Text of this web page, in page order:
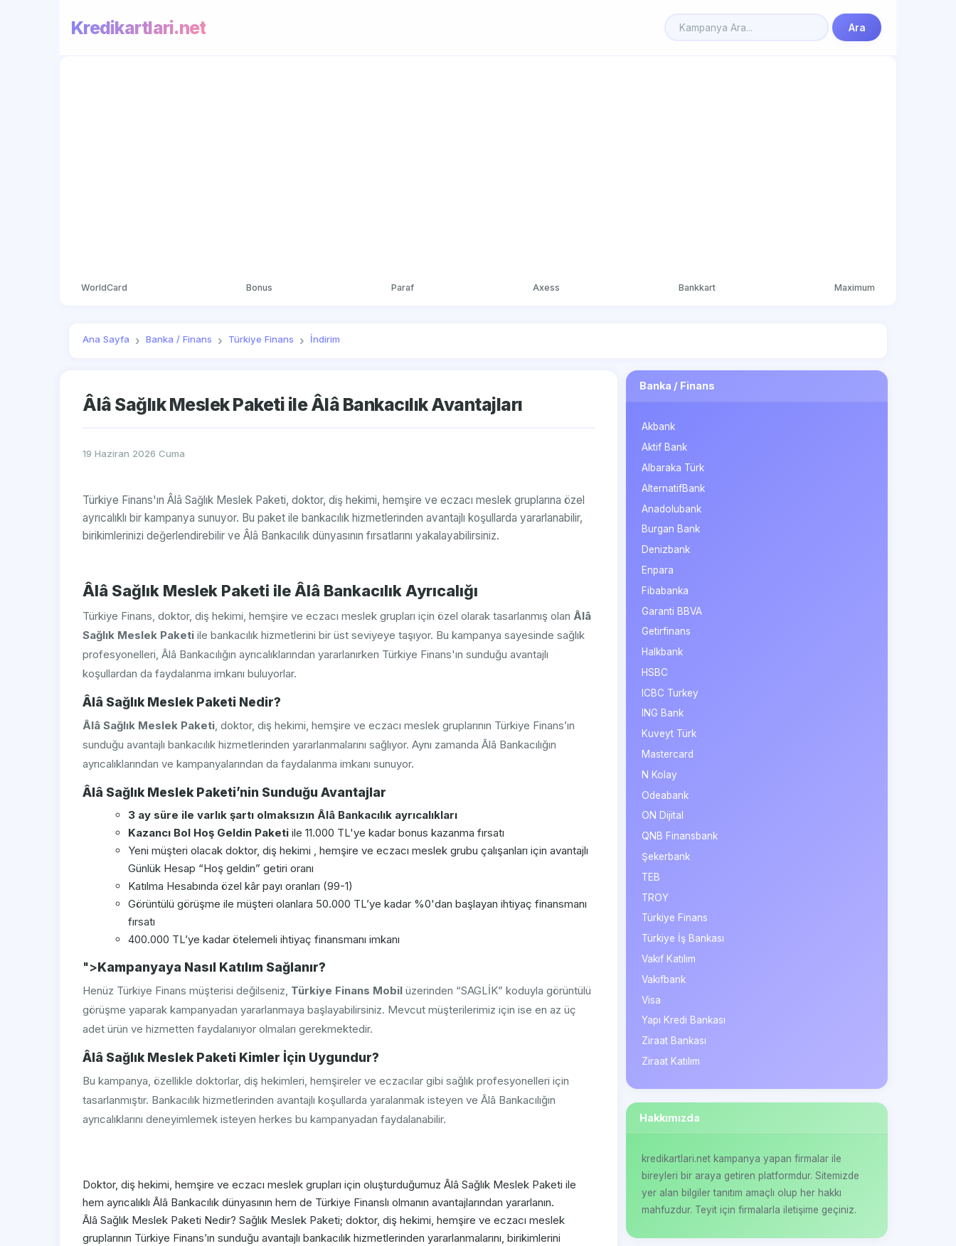
Kredikartlari.net Ara
WorldCard Bonus Paraf Axess Bankkart Maximum
Ana Sayfa Banka / Finans Türkiye Finans İndirim
Âlâ Sağlık Meslek Paketi ile Âlâ Bankacılık Avantajları
19 Haziran 2026 Cuma
Türkiye Finans'ın Âlâ Sağlık Meslek Paketi, doktor, diş hekimi, hemşire ve eczacı meslek gruplarına özel
ayrıcalıklı bir kampanya sunuyor. Bu paket ile bankacılık hizmetlerinden avantajlı koşullarda yararlanabilir,
birikimlerinizi değerlendirebilir ve Âlâ Bankacılık dünyasının fırsatlarını yakalayabilirsiniz.
Âlâ Sağlık Meslek Paketi ile Âlâ Bankacılık Ayrıcalığı
Türkiye Finans, doktor, diş hekimi, hemşire ve eczacı meslek grupları için özel olarak tasarlanmış olan Âlâ
Sağlık Meslek Paketi ile bankacılık hizmetlerini bir üst seviyeye taşıyor. Bu kampanya sayesinde sağlık
profesyonelleri, Âlâ Bankacılığın ayrıcalıklarından yararlanırken Türkiye Finans'ın sunduğu avantajlı
koşullardan da faydalanma imkanı buluyorlar.
Âlâ Sağlık Meslek Paketi Nedir?
Âlâ Sağlık Meslek Paketi, doktor, diş hekimi, hemşire ve eczacı meslek gruplarının Türkiye Finans’ın
sunduğu avantajlı bankacılık hizmetlerinden yararlanmalarını sağlıyor. Aynı zamanda Âlâ Bankacılığın
ayrıcalıklarından ve kampanyalarından da faydalanma imkanı sunuyor.
Âlâ Sağlık Meslek Paketi’nin Sunduğu Avantajlar
3 ay süre ile varlık şartı olmaksızın Âlâ Bankacılık ayrıcalıkları
Kazancı Bol Hoş Geldin Paketi ile 11.000 TL'ye kadar bonus kazanma fırsatı
Yeni müşteri olacak doktor, diş hekimi , hemşire ve eczacı meslek grubu çalışanları için avantajlı
Günlük Hesap “Hoş geldin” getiri oranı
Katılma Hesabında özel kâr payı oranları (99-1)
Görüntülü görüşme ile müşteri olanlara 50.000 TL’ye kadar %0'dan başlayan ihtiyaç finansmanı
fırsatı
400.000 TL’ye kadar ötelemeli ihtiyaç finansmanı imkanı
">Kampanyaya Nasıl Katılım Sağlanır?
Henüz Türkiye Finans müşterisi değilseniz, Türkiye Finans Mobil üzerinden “SAGLİK” koduyla görüntülü
görüşme yaparak kampanyadan yararlanmaya başlayabilirsiniz. Mevcut müşterilerimiz için ise en az üç
adet ürün ve hizmetten faydalanıyor olmaları gerekmektedir.
Âlâ Sağlık Meslek Paketi Kimler İçin Uygundur?
Bu kampanya, özellikle doktorlar, diş hekimleri, hemşireler ve eczacılar gibi sağlık profesyonelleri için
tasarlanmıştır. Bankacılık hizmetlerinden avantajlı koşullarda yaralanmak isteyen ve Âlâ Bankacılığın
ayrıcalıklarını deneyimlemek isteyen herkes bu kampanyadan faydalanabilir.
​ Doktor, diş hekimi, hemşire ve eczacı meslek grupları için oluşturduğumuz Âlâ Sağlık Meslek Paketi ile
hem ayrıcalıklı Âlâ Bankacılık dünyasının hem de Türkiye Finanslı olmanın avantajlarından yararlanın.
Âlâ Sağlık Meslek Paketi Nedir? Sağlık Meslek Paketi; doktor, diş hekimi, hemşire ve eczacı meslek
gruplarının Türkiye Finans’ın sunduğu avantajlı bankacılık hizmetlerinden yararlanmalarını, birikimlerini
Banka / Finans
Akbank
Aktif Bank
Albaraka Türk
AlternatifBank
Anadolubank
Burgan Bank
Denizbank
Enpara
Fibabanka
Garanti BBVA
Getirfinans
Halkbank
HSBC
ICBC Turkey
ING Bank
Kuveyt Türk
Mastercard
N Kolay
Odeabank
ON Dijital
QNB Finansbank
Şekerbank
TEB
TROY
Türkiye Finans
Türkiye İş Bankası
Vakıf Katılım
Vakıfbank
Visa
Yapı Kredi Bankası
Ziraat Bankası
Ziraat Katılım
Hakkımızda
kredikartlari.net kampanya yapan firmalar ile
bireyleri bir araya getiren platformdur. Sitemizde
yer alan bilgiler tanıtım amaçlı olup her hakkı
mahfuzdur. Teyit için firmalarla iletişime geçiniz.